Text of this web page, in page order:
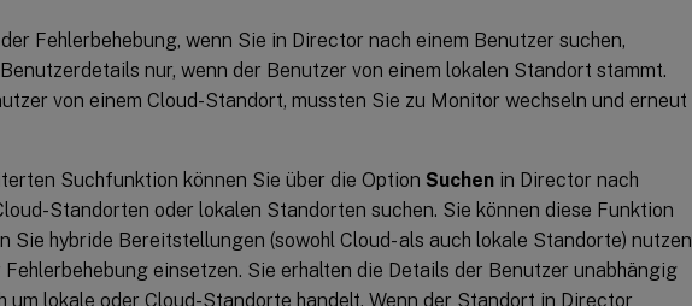
Fehlerbehebung, wenn Sie in Director nach einem Benutzer suchen,
nur, wenn der Benutzer von einem lokalen Standort stammt.
von einem Cloud-Standort, mussten Sie zu Monitor wechseln und erneut
Suchfunktion können Sie über die Option Suchen in Director nach
Standorten oder lokalen Standorten suchen. Sie können diese Funktion
Sie hybride Bereitstellungen (sowohl Cloud- als auch lokale Standorte) nutzen
einsetzen. Sie erhalten die Details der Benutzer unabhängig
um lokale oder Cloud-Standorte handelt. Wenn der Standort in Director